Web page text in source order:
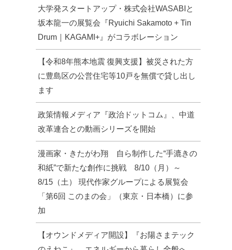
大学発スタートアップ・株式会社WASABIと
坂本龍一の展覧会『Ryuichi Sakamoto + Tin
Drum｜KAGAMI+』がコラボレーション
【令和8年熊本地震 復興支援】被災された方
に豊島区の公営住宅等10戸を無償で貸し出し
ます
政策情報メディア『政治ドットコム』、中道
改革連合との動画シリーズを開始
漫画家・きたがわ翔 自ら制作した“手漉きの
和紙”で新たな創作に挑戦 8/10（月）～
8/15（土） 現代作家グループによる展覧会
「第6回 このまの会」（東京・日本橋）に参
加
【オウンドメディア開設】『お陽さまテック